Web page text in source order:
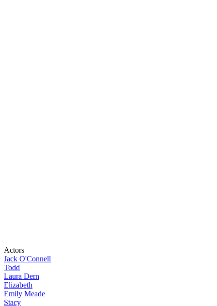
Actors
Jack O'Connell
Todd
Laura Dern
Elizabeth
Emily Meade
Stacy